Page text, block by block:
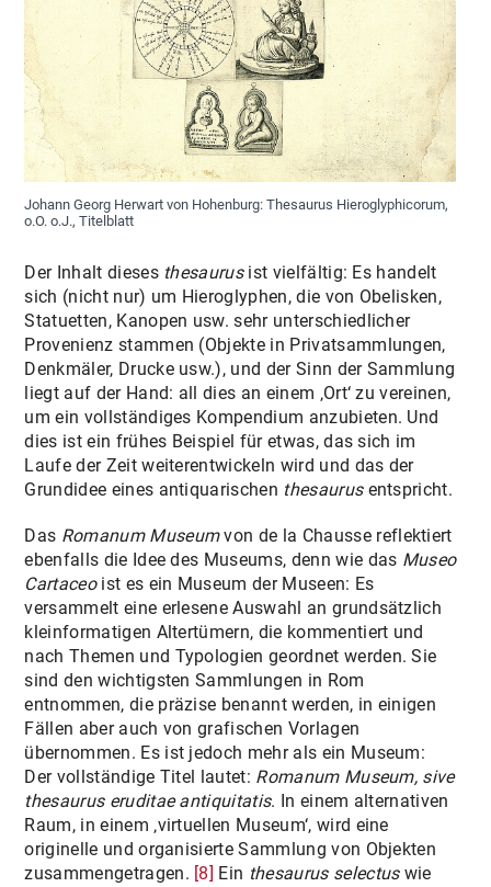
Johann Georg Herwart von Hohenburg: Thesaurus Hieroglyphicorum,
o.O. o.J., Titelblatt
Der Inhalt dieses thesaurusist vielfältig: Es handelt
sich (nicht nur) um Hieroglyphen, die von Obelisken,
Statuetten, Kanopen usw. sehr unterschiedlicher
Provenienz stammen (Objekte in Privatsammlungen,
Denkmäler, Drucke usw.), und der Sinn der Sammlung
liegt auf der Hand: all dies an einem ‚Ort‘ zu vereinen,
um ein vollständiges Kompendium anzubieten. Und
dies ist ein frühes Beispiel für etwas, das sich im
Laufe der Zeit weiterentwickeln wird und das der
Grundidee eines antiquarischen thesaurusentspricht.
Das Romanum Museumvon de la Chausse reflektiert
ebenfalls die Idee des Museums, denn wie das Museo
Cartaceoist es ein Museum der Museen: Es
versammelt eine erlesene Auswahl an grundsätzlich
kleinformatigen Altertümern, die kommentiert und
nach Themen und Typologien geordnet werden. Sie
sind den wichtigsten Sammlungen in Rom
entnommen, die präzise benannt werden, in einigen
Fällen aber auch von grafischen Vorlagen
übernommen. Es ist jedoch mehr als ein Museum:
Der vollständige Titel lautet: Romanum Museum, sive
thesaurus eruditae antiquitatis. In einem alternativen
Raum, in einem ‚virtuellen Museum‘, wird eine
originelle und organisierte Sammlung von Objekten
zusammengetragen. [8] Ein thesaurus selectuswie